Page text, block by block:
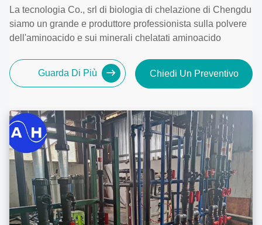
La tecnologia Co., srl di biologia di chelazione di Chengdu
siamo un grande e produttore professionista sulla polvere
dell'aminoacido e sui minerali chelatati aminoacido
Guarda Di Più Chiedi Un Preventivo